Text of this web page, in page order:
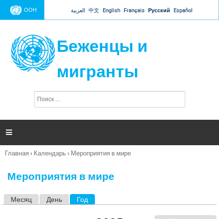
Jump to navigation
ООН العربية 中文 English Français Русский Español
Беженцы и
мигранты
п
и

Вы
Главная › Календарь › Мероприятия в мире
Мероприятия в мире
Месяц День Год